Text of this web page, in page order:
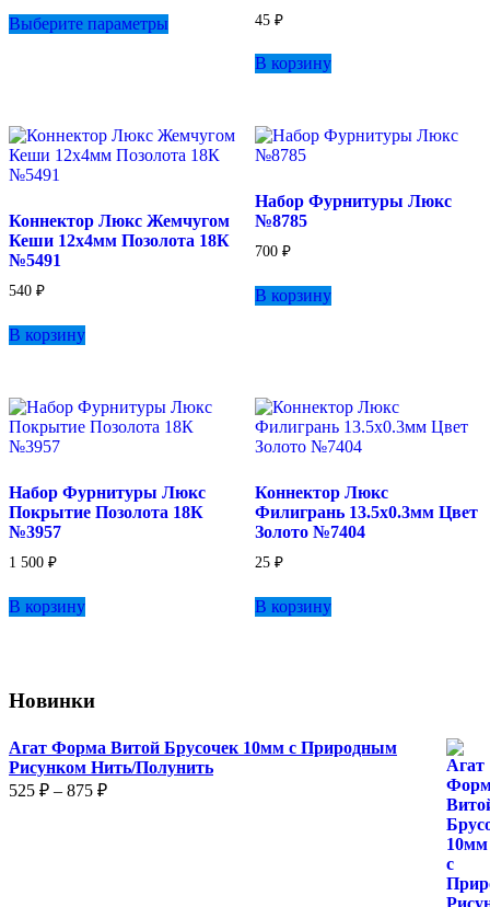
Выберите параметры
выбрать
на
45 ₽
В корзину
Коннектор Люкс Жемчугом
Кеши 12х4мм Позолота 18К
№5491
540 ₽
В корзину
Набор Фурнитуры Люкс
№8785
700 ₽
В корзину
Набор Фурнитуры Люкс
Покрытие Позолота 18К
№3957
1 500 ₽
В корзину
Коннектор Люкс
Филигрань 13.5х0.3мм Цвет
Золото №7404
25 ₽
В корзину
Новинки
Агат Форма Витой Брусочек 10мм с Природным
Рисунком Нить/Полунить
525 ₽ – 875 ₽Диапазон